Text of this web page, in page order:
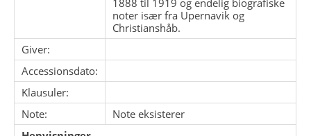
noter især fra Upernavik og
Christianshåb.
Giver:
Accessionsdato:
Klausuler:
Note:
Note eksisterer